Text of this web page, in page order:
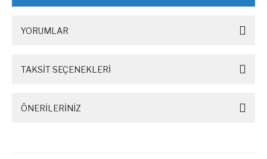
YORUMLAR
TAKSİT SEÇENEKLERİ
ÖNERİLERİNİZ